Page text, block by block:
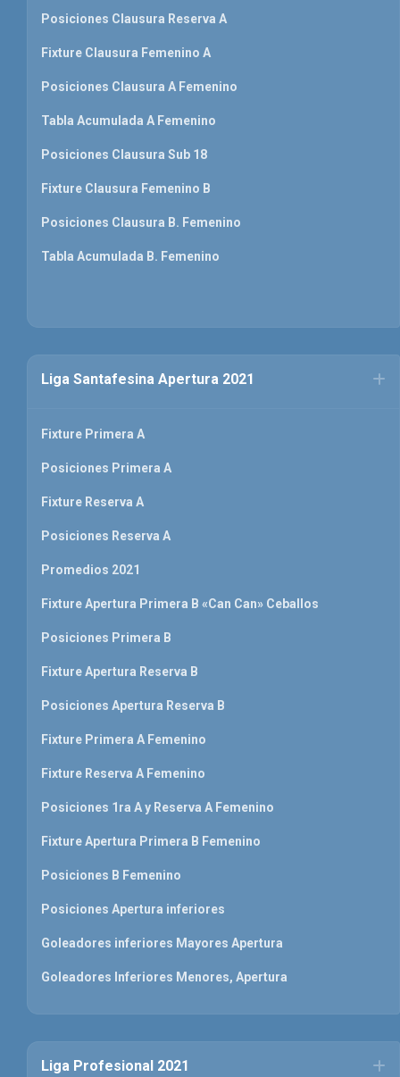
Posiciones Clausura Reserva A
Fixture Clausura Femenino A
Posiciones Clausura A Femenino
Tabla Acumulada A Femenino
Posiciones Clausura Sub 18
Fixture Clausura Femenino B
Posiciones Clausura B. Femenino
Tabla Acumulada B. Femenino
Liga Santafesina Apertura 2021
Fixture Primera A
Posiciones Primera A
Fixture Reserva A
Posiciones Reserva A
Promedios 2021
Fixture Apertura Primera B «Can Can» Ceballos
Posiciones Primera B
Fixture Apertura Reserva B
Posiciones Apertura Reserva B
Fixture Primera A Femenino
Fixture Reserva A Femenino
Posiciones 1ra A y Reserva A Femenino
Fixture Apertura Primera B Femenino
Posiciones B Femenino
Posiciones Apertura inferiores
Goleadores inferiores Mayores Apertura
Goleadores Inferiores Menores, Apertura
Liga Profesional 2021